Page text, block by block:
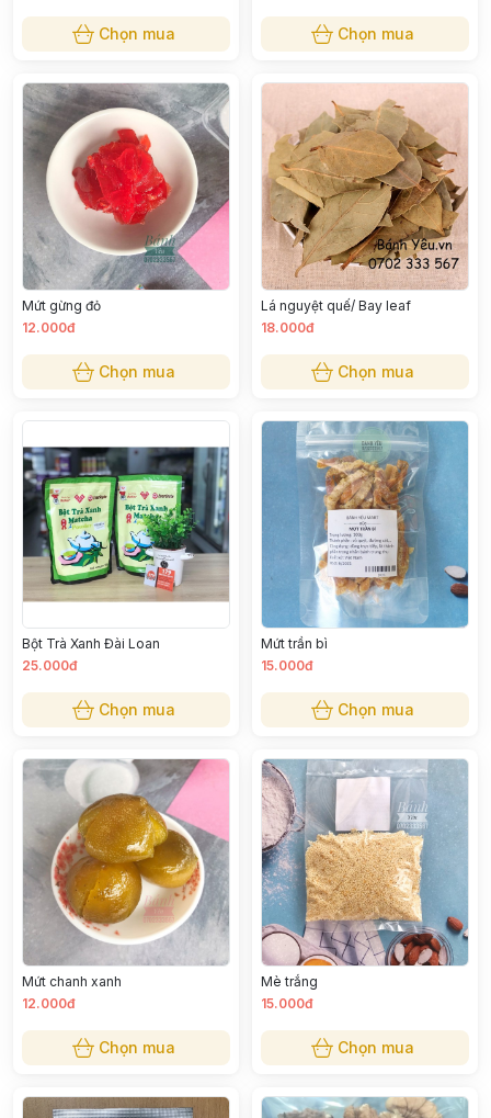
Chọn mua Chọn mua
Mứt gừng đỏ
12.000đ
Chọn mua
Lá nguyệt quế/ Bay leaf
18.000đ
Chọn mua
Bột Trà Xanh Đài Loan
25.000đ
Chọn mua
Mứt trần bì
15.000đ
Chọn mua
Mứt chanh xanh
12.000đ
Chọn mua
Mè trắng
15.000đ
Chọn mua